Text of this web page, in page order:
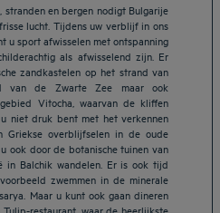
stranden en bergen nodigt Bulgarije
lucht. Tijdens uw verblijf in ons
u sport afwisselen met ontspanning
als afwisselend zijn. Er
zandkastelen op het strand van
van de Zwarte Zee maar ook
Vitocha, waarvan de kliffen
niet druk bent met het verkennen
Griekse overblijfselen in de oude
ook door de botanische tuinen van
in Balchik wandelen. Er is ook tijd
zwemmen in de minerale
Maar u kunt ook gaan dineren
restaurant, waar de heerlijkste